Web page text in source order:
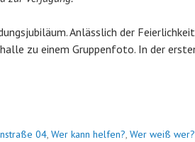
Anlässlich der
zu einem Gruppenfoto. In der
04, Wer kann helfen?, Wer weiß wer?